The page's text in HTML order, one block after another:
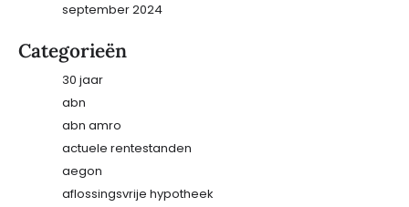
september 2024
Categorieën
30 jaar
abn
abn amro
actuele rentestanden
aegon
aflossingsvrije hypotheek